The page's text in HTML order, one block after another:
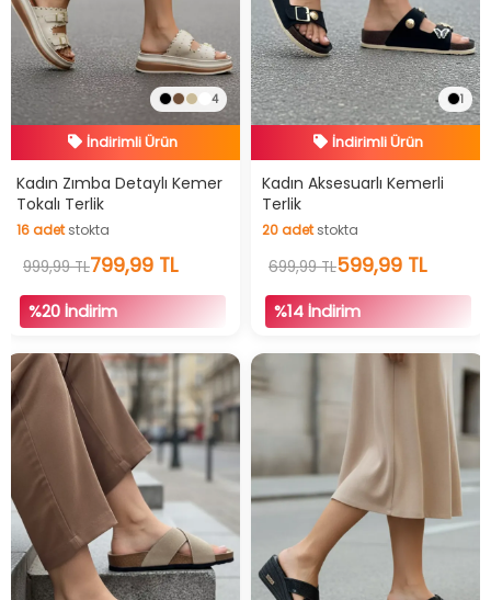
4
İndirimli Ürün
Hızlı Teslimat
İndirimli Ürün
Kadın Zımba Detaylı Kemer
Tokalı Terlik
16adetstokta
16adetstokta
999,99 TL799,99 TL
%20 İndirim
1
İndirimli Ürün
Hızlı Teslimat
Kadın Aksesuarlı Kemerli
Terlik
20adetstokta
20 adetstokta
699,99 TL599,99 TL
%14 İndirim